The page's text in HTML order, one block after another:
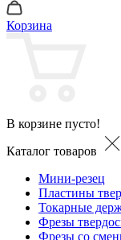
Корзина
В корзине пусто!
Каталог товаров
Мини-резец
Пластины
Токарные
Фрезы
Фрезы со